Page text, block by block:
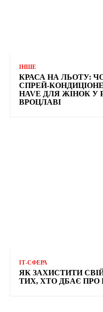
ІНШЕ
КРАСА НА ЛЬОТУ:
СПРЕЙ-
HAVE ДЛЯ ЖІНОК
ВРОЦЛАВІ
ІТ-СФЕРА
ЯК ЗАХИСТИТИ
ТИХ, ХТО ДБАЄ ПРО